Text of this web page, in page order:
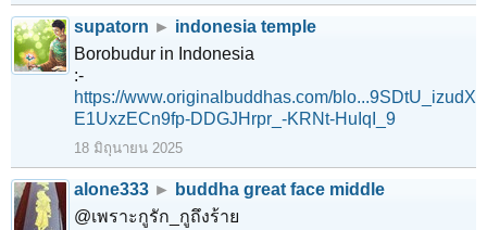
supatorn ► indonesia temple
Borobudur in Indonesia
:-
https://www.originalbuddhas.com/blo...9SDtU_izudX
E1UxzECn9fp-DDGJHrpr_-KRNt-HuIqI_9
18 มิถุนายน 2025
alone333 ► buddha great face middle
@เพราะกูรัก_กูถึงร้าย